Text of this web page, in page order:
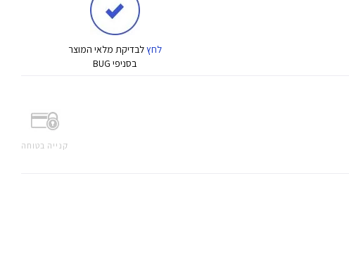
לחץלבדיקת מלאי המוצר
בסניפי BUG
קנייה בטוחה